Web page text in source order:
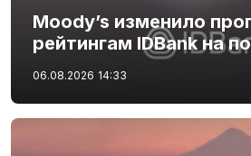
Moody’s изменило
рейтингам IDBank на
06.08.2026 14:33